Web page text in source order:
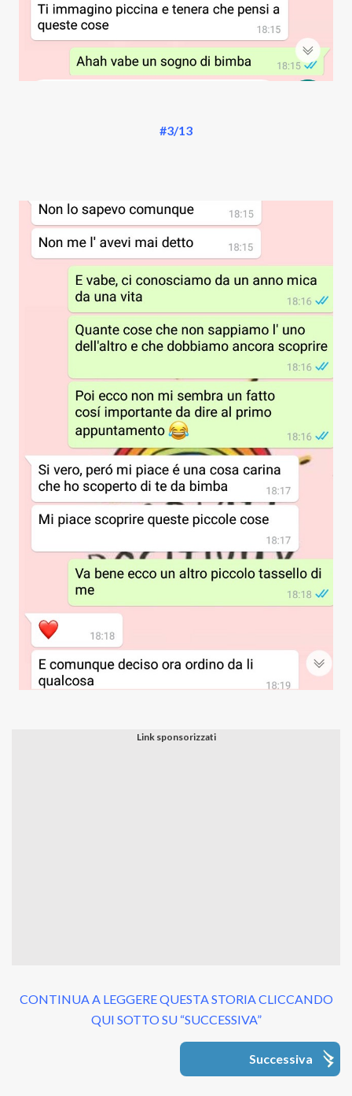
#3/13
CONTINUA A LEGGERE QUESTA STORIA CLICCANDO
QUI SOTTO SU “SUCCESSIVA”
Successiva